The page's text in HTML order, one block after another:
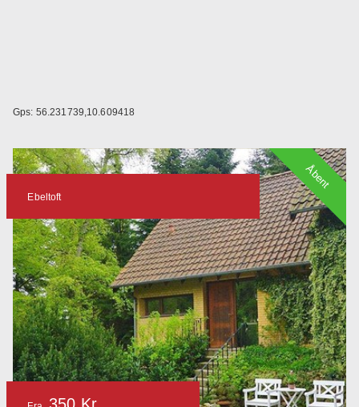
Gps: 56.231739,10.609418
Ebeltoft
Åbent